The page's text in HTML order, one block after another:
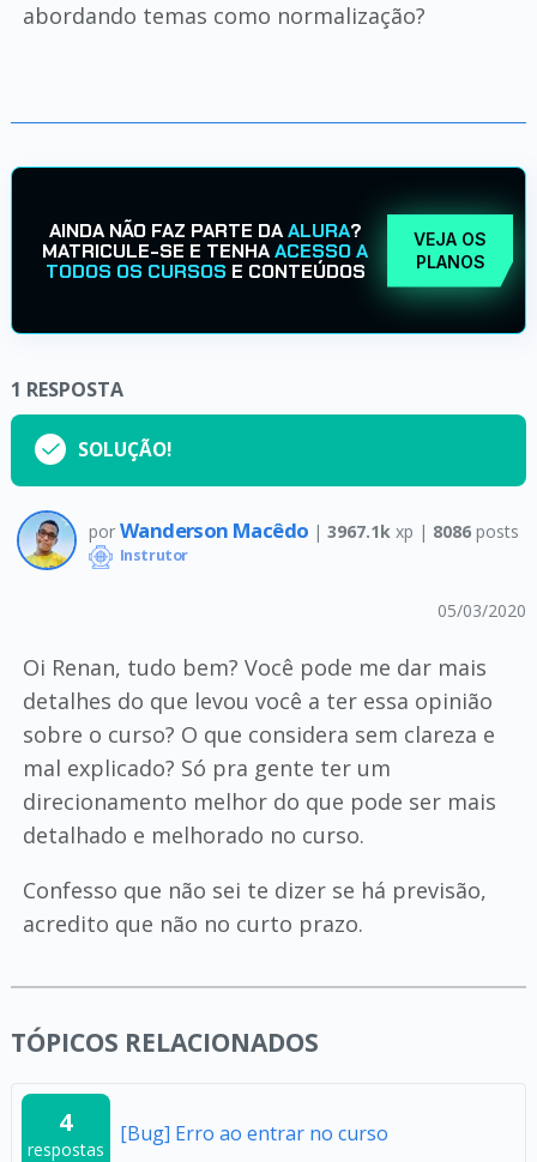
abordando temas como normalização?
AINDA NÃO FAZ PARTE DAALURA?
MATRICULE-SE E TENHAACESSO A
TODOS OS CURSOS E CONTEÚDOS
VEJA OS
PLANOS
1 RESPOSTA
SOLUÇÃO!
por Wanderson Macêdo | 3967.1k xp | 8086posts
Instrutor
05/03/2020
Oi Renan, tudo bem? Você pode me dar mais
detalhes do que levou você a ter essa opinião
sobre o curso? O que considera sem clareza e
mal explicado? Só pra gente ter um
direcionamento melhor do que pode ser mais
detalhado e melhorado no curso.
Confesso que não sei te dizer se há previsão,
acredito que não no curto prazo.
TÓPICOS RELACIONADOS
4
respostas
[Bug] Erro ao entrar no curso